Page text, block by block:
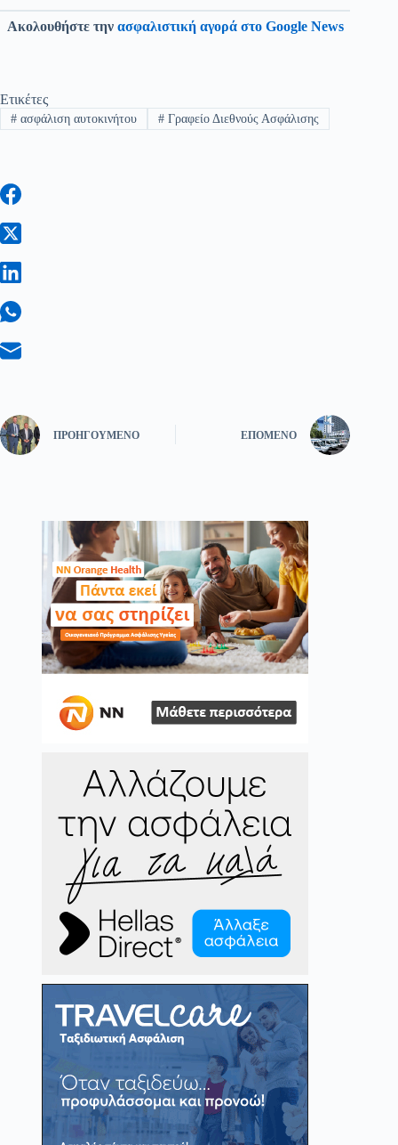
Ακολουθήστε την ασφαλιστική αγορά στο Google News
Ετικέτες
#ασφάλιση αυτοκινήτου #Γραφείο Διεθνούς Ασφάλισης
ΠΡΟΗΓΟΎΜΕΝΟ ΕΠΌΜΕΝΟ